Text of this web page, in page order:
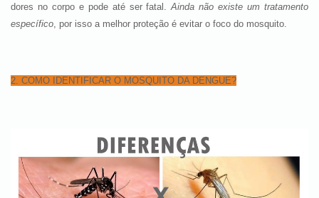
dores no corpo e pode até ser fatal.Ainda não existe um tratamento
específico, por isso a melhor proteção é evitar o foco do mosquito.
2. COMO IDENTIFICAR O MOSQUITO DA DENGUE?